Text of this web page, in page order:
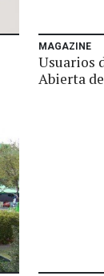
MAGAZINE
Usuarios
Abierta